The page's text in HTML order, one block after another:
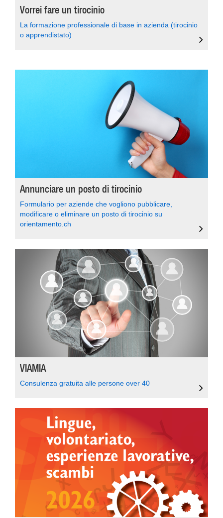
Vorrei fare un tirocinio
La formazione professionale di base in azienda (tirocinio
o apprendistato)
Annunciare un posto di tirocinio
Formulario per aziende che vogliono pubblicare,
modificare o eliminare un posto di tirocinio su
orientamento.ch
VIAMIA
Consulenza gratuita alle persone over 40